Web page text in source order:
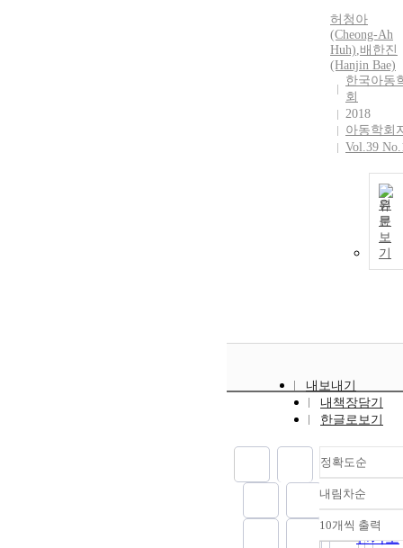
허청아
(Cheong-Ah
Huh),배한진
(Hanjin Bae)
한국아동
회
2018
아동학회
Vol.39
원
문
보
기
내보내기
내책장담기
한글로보기
정확도순
정확도
순
인기도
내림차순
내림차
10개씩 출력